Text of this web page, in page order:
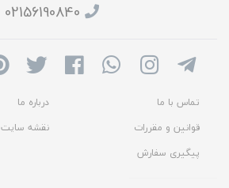
02156190840
تماس با ما
درباره ما
قوانین و مقررات
نقشه سایت
پیگیری سفارش